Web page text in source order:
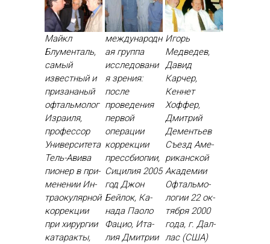
Майкл
Блументаль,
самый
известный и
призананый
офтальмолог
Израиля,
профессор
Университета
Тель-Авива
пи­онер в при­
мене­нии Ин­
тра­оку­ляр­ной
кор­рекции
при хи­рур­гии
ка­тарак­ты,
международн
ая группа
исследовани
я зрения:
после
проведения
первой
операции
коррекции
прессбиопии,
Сицилия 2005
год Джон
Бей­лок, Ка­
нада Па­оло
Фа­цио, Ита­
лия Дмит­рии
Игорь
Медведев,
Давид
Карчер,
Кеннет
Хоффер,
Дмитрий
Дементьев
Съ­езд Аме­
рикан­ской
Ака­демии
Оф­таль­мо­
логии 22 ок­
тября 2000
го­да, г. Дал­
лас (США)